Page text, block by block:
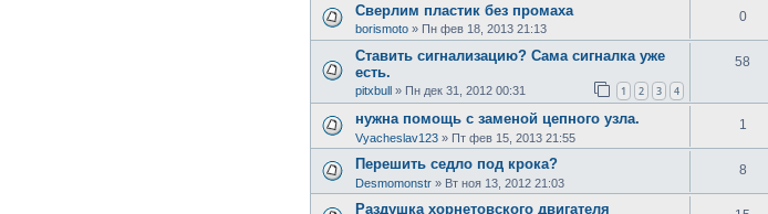
Сверлим пластик без промаха
borismoto » Пн фев 18, 2013 21:13
0
Ставить сигнализацию? Сама сигналка уже
есть.
pitxbull » Пн дек 31, 2012 00:31 1 2 3 4
58
нужна помощь с заменой цепного узла.
Vyacheslav123 » Пт фев 15, 2013 21:55
1
Перешить седло под крока?
Desmomonstr » Вт ноя 13, 2012 21:03
8
Раздушка хорнетовского двигателя